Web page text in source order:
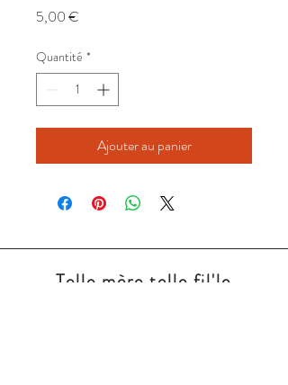
5,00 €
Quantité *
Ajouter au panier
Telle mère telle fil'le